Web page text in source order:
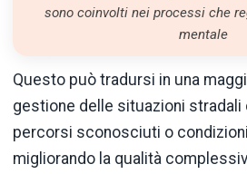
sono coinvolti nei processi che
mentale
Questo può tradursi in una
gestione delle situazioni
percorsi sconosciuti o
migliorando la qualità